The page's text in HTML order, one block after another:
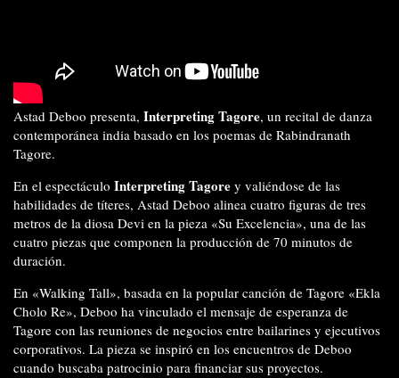
Astad Deboo presenta, Interpreting Tagore, un recital de danza
contemporánea india basado en los poemas de Rabindranath
Tagore.
En el espectáculo Interpreting Tagore y valiéndose de las
habilidades de títeres, Astad Deboo alinea cuatro figuras de tres
metros de la diosa Devi en la pieza «Su Excelencia», una de las
cuatro piezas que componen la producción de 70 minutos de
duración.
En «Walking Tall», basada en la popular canción de Tagore «Ekla
Cholo Re», Deboo ha vinculado el mensaje de esperanza de
Tagore con las reuniones de negocios entre bailarines y ejecutivos
corporativos. La pieza se inspiró en los encuentros de Deboo
cuando buscaba patrocinio para financiar sus proyectos.